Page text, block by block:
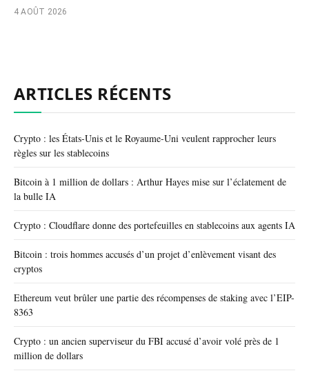
4 AOÛT 2026
ARTICLES RÉCENTS
Crypto : les États-Unis et le Royaume-Uni veulent rapprocher leurs
règles sur les stablecoins
Bitcoin à 1 million de dollars : Arthur Hayes mise sur l’éclatement de
la bulle IA
Crypto : Cloudflare donne des portefeuilles en stablecoins aux agents IA
Bitcoin : trois hommes accusés d’un projet d’enlèvement visant des
cryptos
Ethereum veut brûler une partie des récompenses de staking avec l’EIP-
8363
Crypto : un ancien superviseur du FBI accusé d’avoir volé près de 1
million de dollars